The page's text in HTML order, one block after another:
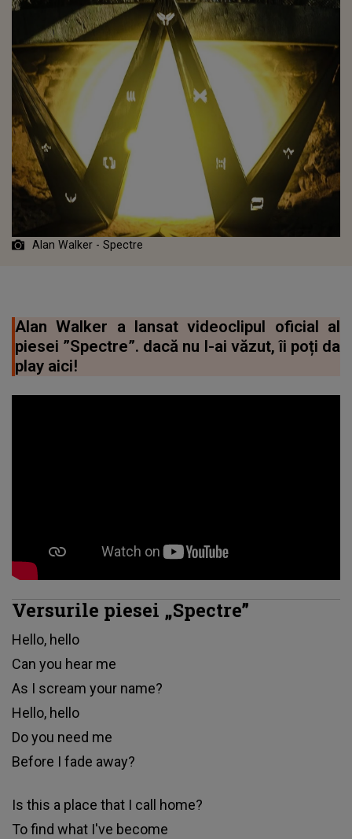
Alan Walker - Spectre
Alan Walker a lansat videoclipul oficial al
piesei ”Spectre”. dacă nu l-ai văzut, îi poți da
play aici!
Versurile piesei „Spectre”
Hello, hello
Can you hear me
As I scream your name?
Hello, hello
Do you need me
Before I fade away?
Is this a place that I call home?
To find what I've become